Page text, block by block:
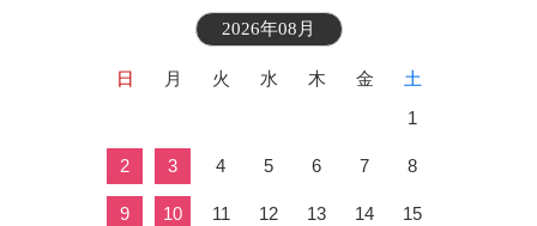
2026年08月
日 月 火 水 木 金
土
1
2 3 4 5 6 7 8
9 10 11 12 13 14 15